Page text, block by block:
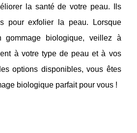
la santé de votre peau. Ils
pour exfolier la peau. Lorsque
gommage biologique, veillez à
à votre type de peau et à vos
options disponibles, vous êtes
biologique parfait pour vous !